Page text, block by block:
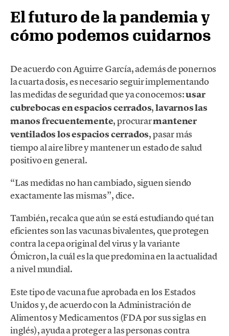
El futuro de la pandemia y
cómo podemos cuidarnos
De acuerdo con Aguirre García, además de ponernos
la cuarta dosis, es necesario seguir implementando
las medidas de seguridad que ya conocemos:usar
cubrebocas en espacios cerrados,lavarnos las
manos frecuentemente, procurarmantener
ventilados los espacios cerrados, pasar más
tiempo al aire libre y mantener un estado de salud
positivo en general.
“Las medidas no han cambiado, siguen siendo
exactamente las mismas”, dice.
También, recalca que aún se está estudiando qué tan
eficientes son las vacunas bivalentes, que protegen
contra la cepa original del virus y la variante
Ómicron, la cuál es la que predomina en la actualidad
a nivel mundial.
Este tipo de vacuna fue aprobada en los Estados
Unidos y, de acuerdo con la Administración de
Alimentos y Medicamentos (FDA por sus siglas en
inglés), ayuda a proteger a las personas contra